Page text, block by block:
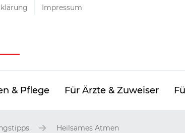
Impressum
& Pflege Für Ärzte & Zuweiser
Heilsames Atmen